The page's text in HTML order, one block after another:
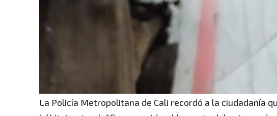
La Policía Metropolitana de Cali recordó a la ciudadanía